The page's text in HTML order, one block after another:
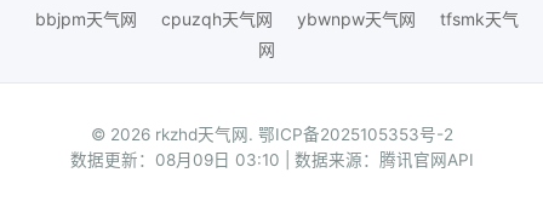
bbjpm天气网
cpuzqh天气网 ybwnpw天气网
tfsmk天气
网
© 2026 rkzhd天气网. 鄂ICP备2025105353号-2
数据更新：08月09日 03:10 | 数据来源：腾讯官网API